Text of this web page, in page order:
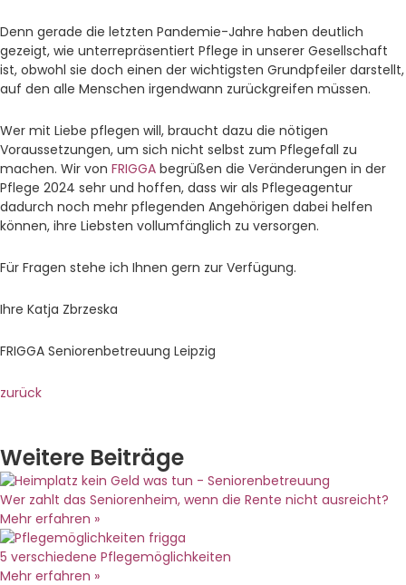
Denn gerade die letzten Pandemie-Jahre haben deutlich
gezeigt, wie unterrepräsentiert Pflege in unserer Gesellschaft
ist, obwohl sie doch einen der wichtigsten Grundpfeiler darstellt,
auf den alle Menschen irgendwann zurückgreifen müssen.
Wer mit Liebe pflegen will, braucht dazu die nötigen
Voraussetzungen, um sich nicht selbst zum Pflegefall zu
machen. Wir von FRIGGA begrüßen die Veränderungen in der
Pflege 2024 sehr und hoffen, dass wir als Pflegeagentur
dadurch noch mehr pflegenden Angehörigen dabei helfen
können, ihre Liebsten vollumfänglich zu versorgen.
Für Fragen stehe ich Ihnen gern zur Verfügung.
Ihre Katja Zbrzeska
FRIGGA Seniorenbetreuung Leipzig
zurück
Weitere Beiträge
Wer zahlt das Seniorenheim, wenn die Rente nicht ausreicht?
Mehr erfahren »
5 verschiedene Pflegemöglichkeiten
Mehr erfahren »